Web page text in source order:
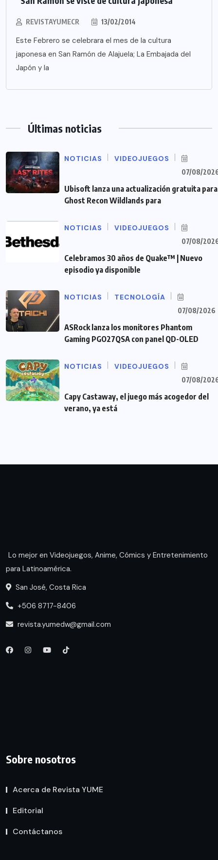
REVISTAYUMECR 13/02/2014
Este Febrero se celebrara el mes de la cultura
japonesa en San Ramón de Alajuela; La Embajada del
Japón y la
Últimas noticias
NOTICIAS VIDEOJUEGOS
07/08/
Ubisoft lanza una actualización gratuita para
Ghost Recon Wildlands para
NOTICIAS VIDEOJUEGOS
07/08/
Celebramos 30 años de Quake™ | Nuevo
episodio ya disponible
NOTICIAS TECNOLOGÍA
07/08/2026
ASRock lanza los monitores Phantom
Gaming PGO27QSA con panel QD-OLED
NOTICIAS VIDEOJUEGOS
07/08/
Capy Castaway, el juego más acogedor del
verano, ya está
Lo mejor en Videojuegos, Anime, Cómics y Entretenimiento
para Latinoamérica.
San José, Costa Rica
+506 8717-8406
revista.yumedw@gmail.com
Sobre nosotros
Acerca de Revista YUME
Editorial
Contáctanos